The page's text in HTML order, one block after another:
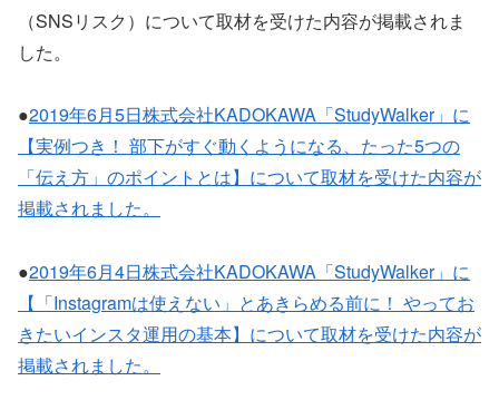
（SNSリスク）について取材を受けた内容が掲載されま
した。
●2019年6月5日株式会社KADOKAWA「StudyWalker」に
【実例つき！ 部下がすぐ動くようになる、たった5つの
「伝え方」のポイントとは】について取材を受けた内容が
掲載されました。
●2019年6月4日株式会社KADOKAWA「StudyWalker」に
【「Instagramは使えない」とあきらめる前に！ やってお
きたいインスタ運用の基本】について取材を受けた内容が
掲載されました。